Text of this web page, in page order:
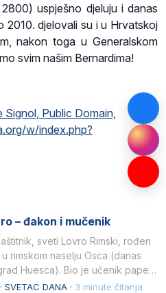
uspješno djeluju i danas
2010. djelovali su i u Hrvatskoj
nakon toga u Generalskom
svim našim Bernardima!
Signol, Public Domain,
w/index.php?
– đakon i mučenik
sveti Lovro Rimski, rođen
rimskom naselju Osca (danas
Huesca). Bio je učenik pape…
SVETAC DANA · 3 minute čitanja